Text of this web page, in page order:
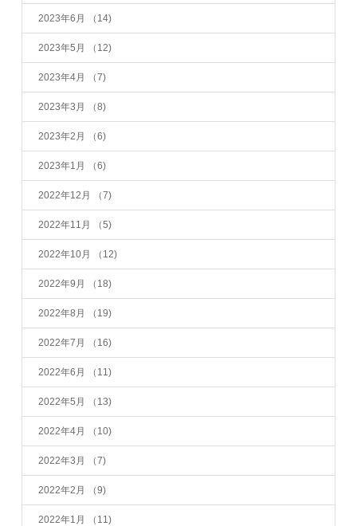
2023年6月 （14)
2023年5月 （12)
2023年4月 （7)
2023年3月 （8)
2023年2月 （6)
2023年1月 （6)
2022年12月 （7)
2022年11月 （5)
2022年10月 （12)
2022年9月 （18)
2022年8月 （19)
2022年7月 （16)
2022年6月 （11)
2022年5月 （13)
2022年4月 （10)
2022年3月 （7)
2022年2月 （9)
2022年1月 （11)